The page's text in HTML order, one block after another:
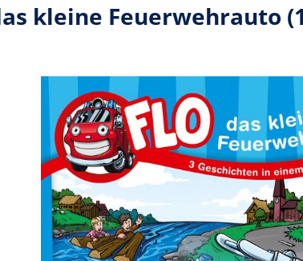
kleine Feuerwehrauto